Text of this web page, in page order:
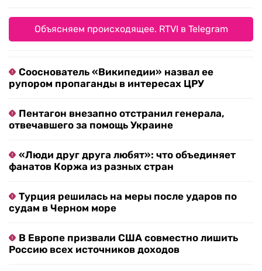
Объясняем происходящее. RTVI в Telegram
Сооснователь «Википедии» назвал ее
рупором пропаганды в интересах ЦРУ
Пентагон внезапно отстранил генерала,
отвечавшего за помощь Украине
«Люди друг друга любят»: что объединяет
фанатов Коржа из разных стран
Турция решилась на меры после ударов по
судам в Черном море
В Европе призвали США совместно лишить
Россию всех источников доходов